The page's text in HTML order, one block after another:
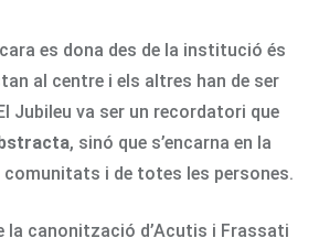
es dona des de la institució és
al centre i els altres han de ser
Jubileu va ser un recordatori que
, sinó que s’encarna en la
comunitats i de totes les persones.
la canonització d’Acutis i Frassati